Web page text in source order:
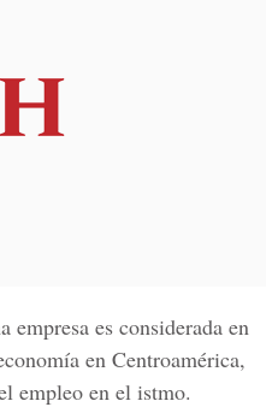
empresa es considerada en
en Centroamérica,
empleo en el istmo.